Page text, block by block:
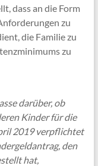
dass an die Form
zu
die Familie zu
zu
darüber, ob
Kinder für die
2019 verpflichtet
den
hat,